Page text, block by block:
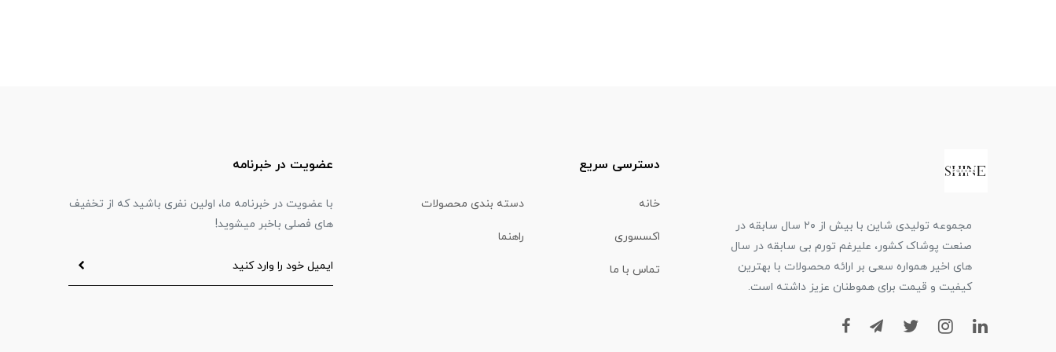
مجموعه تولیدی شاین با بیش از ۲۰ سال سابقه در
صنعت پوشاک کشور، علیرغم تورم بی سابقه در سال
های اخیر همواره سعی بر ارائه محصولات با بهترین
کیفیت و قیمت برای هموطنان عزیز داشته است.
دسترسی سریع
خانه دسته بندی محصولات
اکسسوری راهنما
تماس با ما
عضویت در خبرنامه
با عضویت در خبرنامه ما، اولین نفری باشید که از تخفیف
های فصلی باخبر میشوید!